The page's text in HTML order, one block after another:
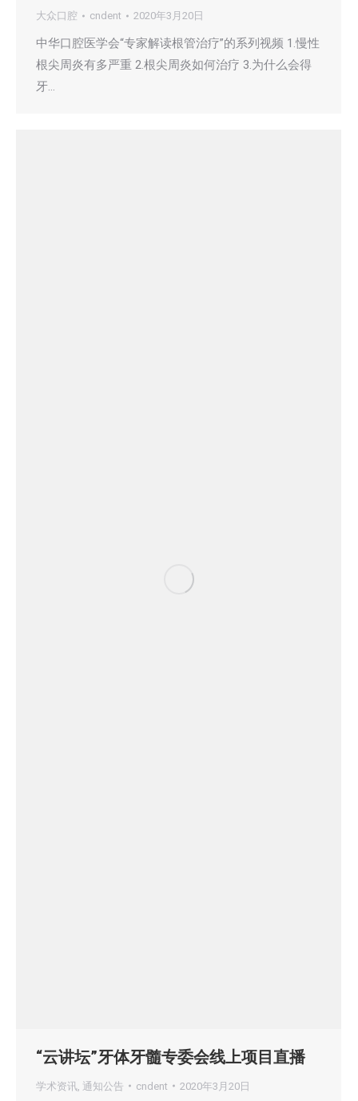
大众口腔 cndent 2020年3月20日
中华口腔医学会“专家解读根管治疗”的系列视频 1.慢性
根尖周炎有多严重 2.根尖周炎如何治疗 3.为什么会得
牙…
“云讲坛”牙体牙髓专委会线上项目直播
学术资讯 通知公告 cndent 2020年3月20日